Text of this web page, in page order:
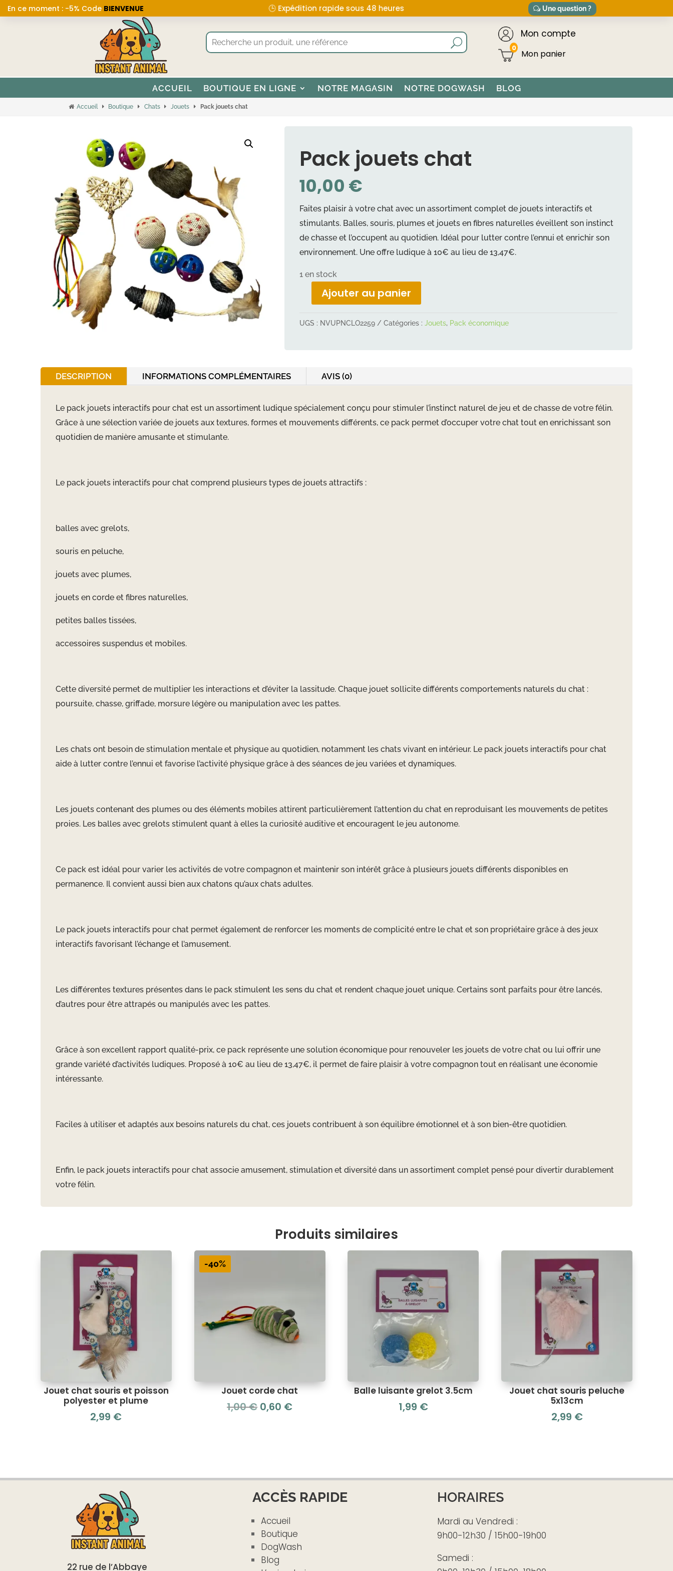
En ce moment : -5% Code BIENVENUE 🕒 Expédition rapide sous 48 heures Une question ?
Mon compte
0
ACCUEIL BOUTIQUE EN LIGNE NOTRE MAGASIN NOTRE DOGWASH BLOG
Accueil Boutique Chats Jouets Pack jouets chat
Pack jouets chat
10,00 €
Faites plaisir à votre chat avec un assortiment complet de jouets interactifs et
stimulants. Balles, souris, plumes et jouets en fibres naturelles éveillent son instinct
de chasse et l’occupent au quotidien. Idéal pour lutter contre l’ennui et enrichir son
environnement. Une offre ludique à 10€ au lieu de 13,47€.
1 en stock
quantité
Pack
Ajouter au panier
UGS : NVUPNCLO2259 Catégories : Jouets, Pack économique
DESCRIPTION INFORMATIONS COMPLÉMENTAIRES AVIS (0)
Le pack jouets interactifs pour chat est un assortiment ludique spécialement conçu pour stimuler l’instinct naturel de jeu et de chasse de votre félin.
Grâce à une sélection variée de jouets aux textures, formes et mouvements différents, ce pack permet d’occuper votre chat tout en enrichissant son
quotidien de manière amusante et stimulante.
Le pack jouets interactifs pour chat comprend plusieurs types de jouets attractifs :
balles avec grelots,
souris en peluche,
jouets avec plumes,
jouets en corde et fibres naturelles,
petites balles tissées,
accessoires suspendus et mobiles.
Cette diversité permet de multiplier les interactions et d’éviter la lassitude. Chaque jouet sollicite différents comportements naturels du chat :
poursuite, chasse, griffade, morsure légère ou manipulation avec les pattes.
Les chats ont besoin de stimulation mentale et physique au quotidien, notamment les chats vivant en intérieur. Le pack jouets interactifs pour chat
aide à lutter contre l’ennui et favorise l’activité physique grâce à des séances de jeu variées et dynamiques.
Les jouets contenant des plumes ou des éléments mobiles attirent particulièrement l’attention du chat en reproduisant les mouvements de petites
proies. Les balles avec grelots stimulent quant à elles la curiosité auditive et encouragent le jeu autonome.
Ce pack est idéal pour varier les activités de votre compagnon et maintenir son intérêt grâce à plusieurs jouets différents disponibles en
permanence. Il convient aussi bien aux chatons qu’aux chats adultes.
Le pack jouets interactifs pour chat permet également de renforcer les moments de complicité entre le chat et son propriétaire grâce à des jeux
interactifs favorisant l’échange et l’amusement.
Les différentes textures présentes dans le pack stimulent les sens du chat et rendent chaque jouet unique. Certains sont parfaits pour être lancés,
d’autres pour être attrapés ou manipulés avec les pattes.
Grâce à son excellent rapport qualité-prix, ce pack représente une solution économique pour renouveler les jouets de votre chat ou lui offrir une
grande variété d’activités ludiques. Proposé à 10€ au lieu de 13,47€, il permet de faire plaisir à votre compagnon tout en réalisant une économie
intéressante.
Faciles à utiliser et adaptés aux besoins naturels du chat, ces jouets contribuent à son équilibre émotionnel et à son bien-être quotidien.
Enfin, le pack jouets interactifs pour chat associe amusement, stimulation et diversité dans un assortiment complet pensé pour divertir durablement
votre félin.
Produits similaires
Jouet chat souris et poisson
polyester et plume
2,99 €
-40%
Jouet corde chat
1,00€ Le
0,60 €Le
Balle luisante grelot 3.5cm
1,99 €
Jouet chat souris peluche
5x13cm
2,99 €
22 rue de l’Abbaye
ACCÈS RAPIDE
Accueil
Boutique
DogWash
Blog
HORAIRES
Mardi au Vendredi :
9h00-12h30 / 15h00-19h00
Samedi :